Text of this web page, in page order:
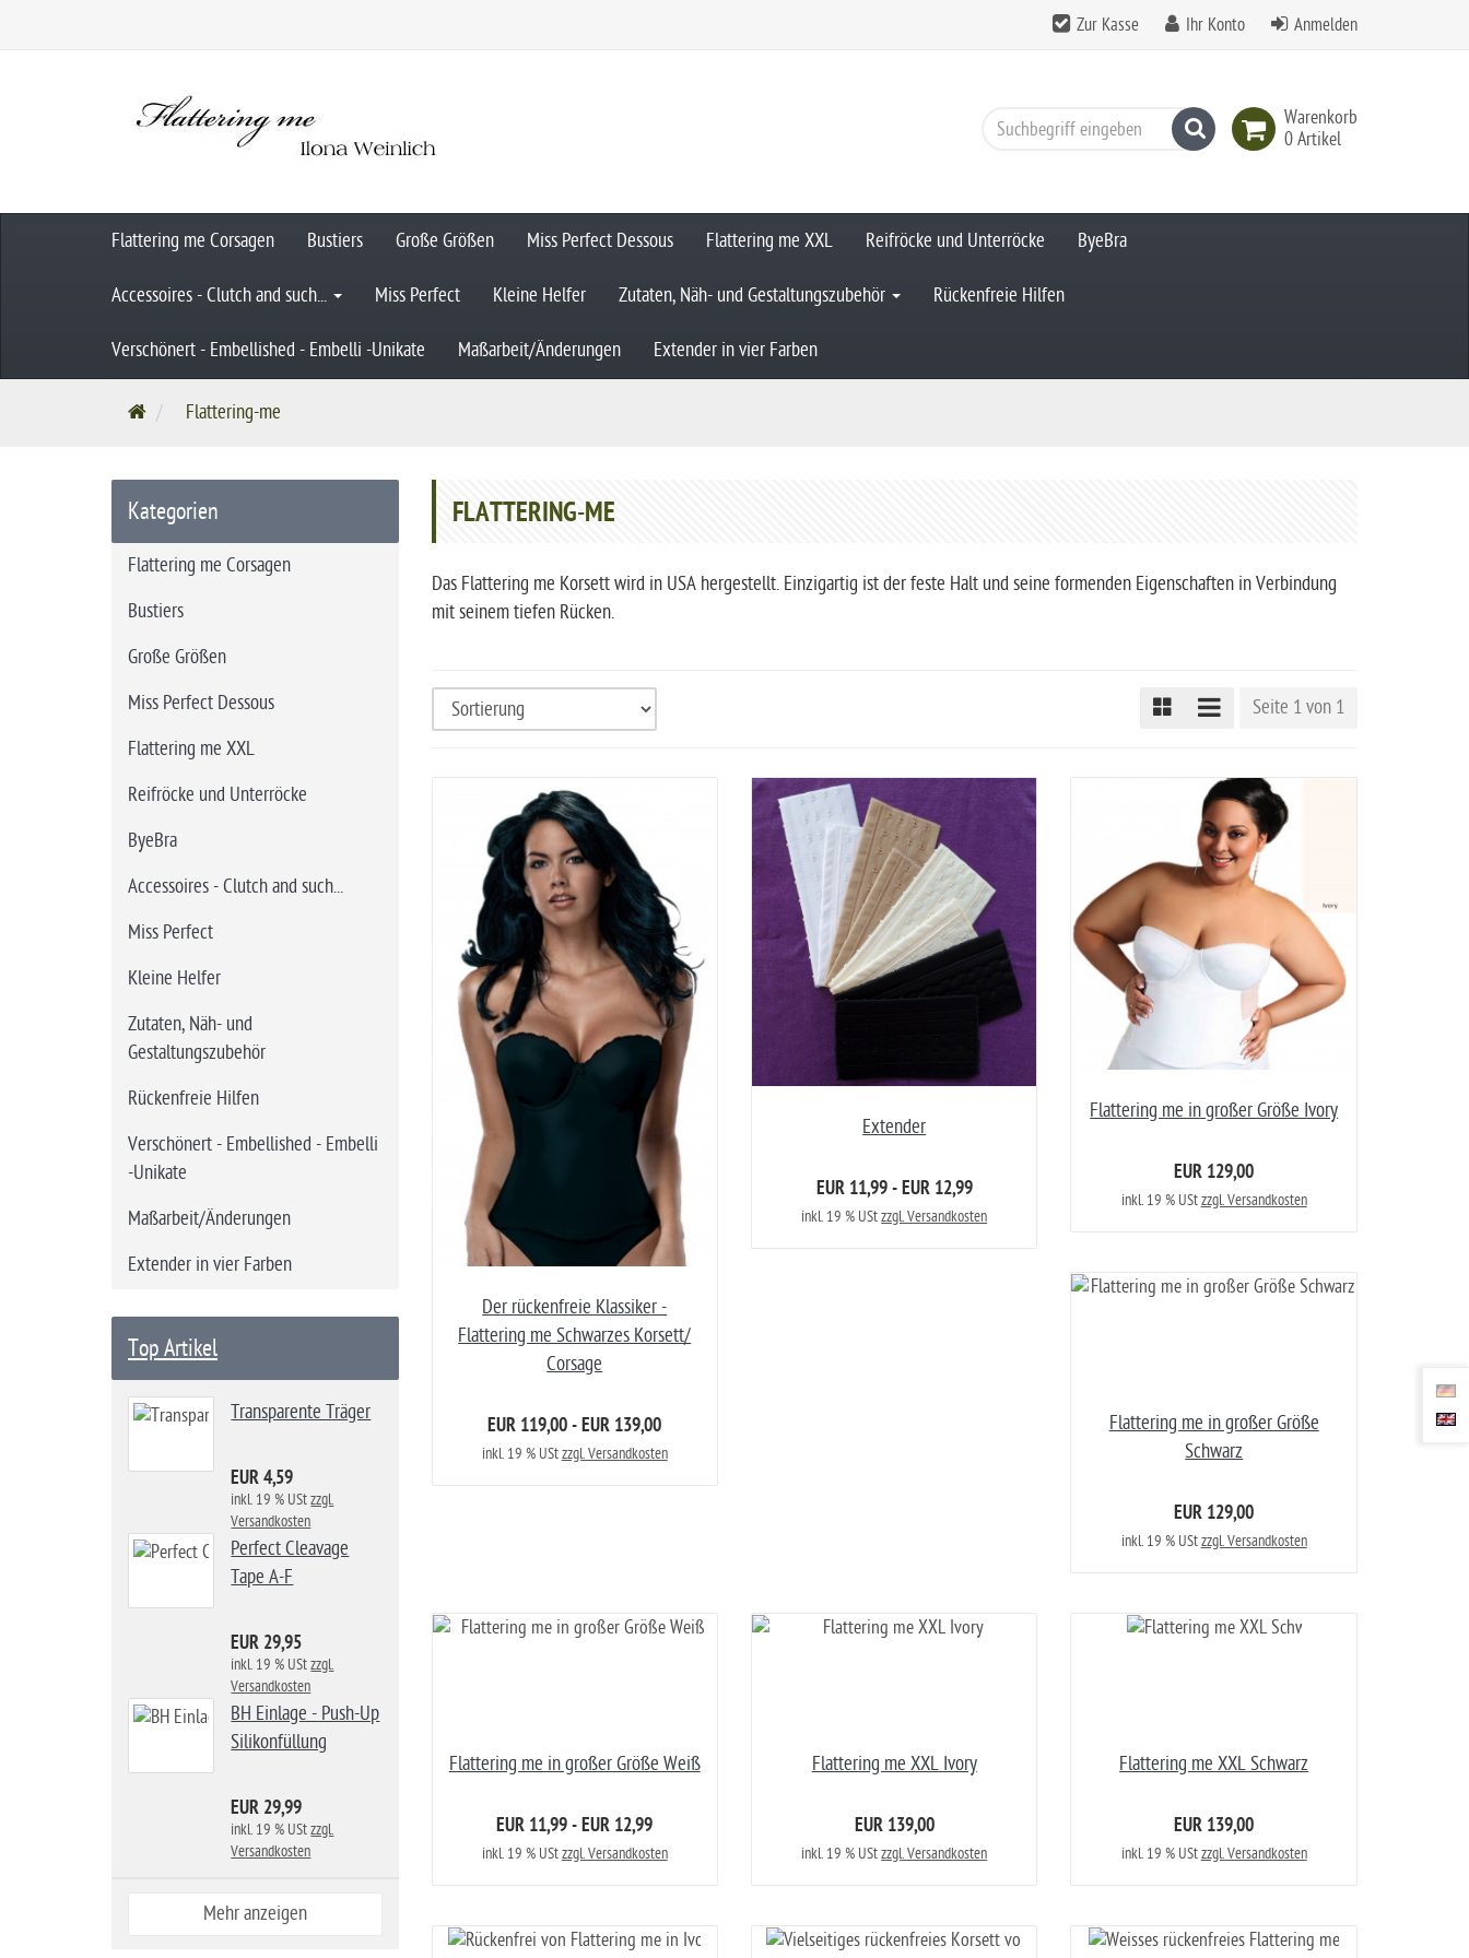
Zur Kasse Ihr Konto Anmelden
Warenkorb
0 Artikel
Suchen
Flattering me Corsagen Bustiers Große Größen Miss Perfect Dessous Flattering me XXL Reifröcke und Unterröcke ByeBra
Accessoires - Clutch and such... Miss Perfect Kleine Helfer Zutaten, Näh- und Gestaltungszubehör Rückenfreie Hilfen
Verschönert - Embellished - Embelli -Unikate Maßarbeit/Änderungen Extender in vier Farben
S
t
s
i
e
Flattering-me
FLATTERING-ME
Das Flattering me Korsett wird in USA hergestellt. Einzigartig ist der feste Halt und seine formenden Eigenschaften in Verbindung
mit seinem tiefen Rücken.
Seite 1 von 1
Der rückenfreie Klassiker -
Flattering me Schwarzes Korsett/
Corsage
EUR 119,00 - EUR 139,00
inkl. 19 % UStzzgl. Versandkosten
Extender
EUR 11,99 - EUR 12,99
inkl. 19 % UStzzgl. Versandkosten
Flattering me in großer Größe Ivory
EUR 129,00
inkl. 19 % UStzzgl. Versandkosten
Flattering me in großer Größe
Schwarz
EUR 129,00
inkl. 19 % UStzzgl. Versandkosten
Flattering me in großer Größe Weiß
EUR 11,99 - EUR 12,99
inkl. 19 % UStzzgl. Versandkosten
Flattering me XXL Ivory
EUR 139,00
inkl. 19 % UStzzgl. Versandkosten
Flattering me XXL Schwarz
EUR 139,00
inkl. 19 % UStzzgl. Versandkosten
Kategorien
Flattering me Corsagen
Bustiers
Große Größen
Miss Perfect Dessous
Flattering me XXL
Reifröcke und Unterröcke
ByeBra
Accessoires - Clutch and such...
Miss Perfect
Kleine Helfer
Zutaten, Näh- und
Gestaltungszubehör
Rückenfreie Hilfen
Verschönert - Embellished - Embelli
-Unikate
Maßarbeit/Änderungen
Extender in vier Farben
Top Artikel
Transparente Träger
EUR 4,59
inkl. 19 % UStzzgl.
Versandkosten
Perfect Cleavage
Tape A-F
EUR 29,95
inkl. 19 % UStzzgl.
Versandkosten
BH Einlage - Push-Up
Silikonfüllung
EUR 29,99
inkl. 19 % UStzzgl.
Versandkosten
Mehr anzeigen